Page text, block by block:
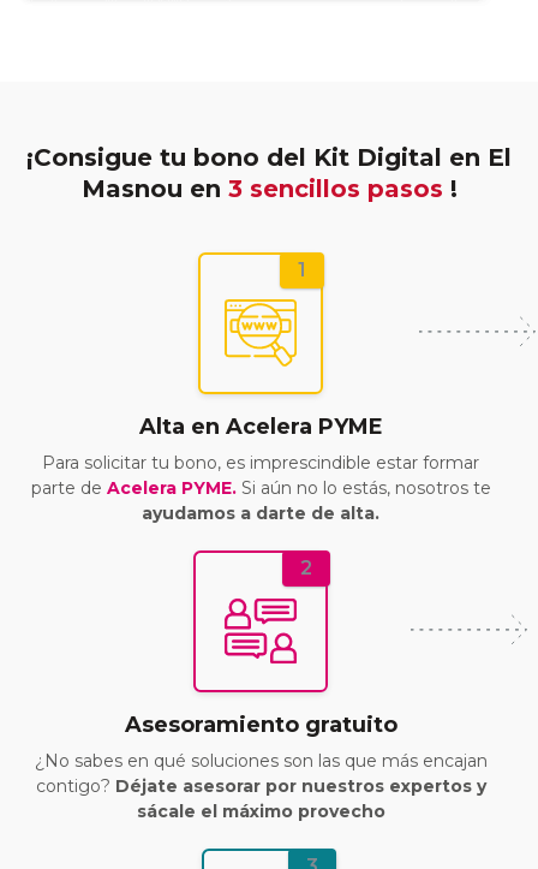
¡Consigue tu bono del Kit Digital en El
Masnou en 3 sencillos pasos !
Alta en Acelera PYME
Para solicitar tu bono, es imprescindible estar formar
parte de Acelera PYME. Si aún no lo estás, nosotros te
ayudamos a darte de alta.
1
Asesoramiento gratuito
¿No sabes en qué soluciones son las que más encajan
contigo? Déjate asesorar por nuestros expertos y
sácale el máximo provecho
2